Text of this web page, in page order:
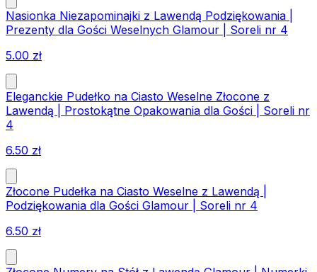
Nasionka Niezapominajki z Lawendą Podziękowania |
Prezenty dla Gości Weselnych Glamour | Soreli nr 4
5.00 zł
Eleganckie Pudełko na Ciasto Weselne Złocone z
Lawendą | Prostokątne Opakowania dla Gości | Soreli nr
4
6.50 zł
Złocone Pudełka na Ciasto Weselne z Lawendą |
Podziękowania dla Gości Glamour | Soreli nr 4
6.50 zł